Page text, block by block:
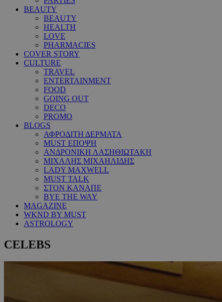
BEAUTY
BEAUTY
HEALTH
LOVE
PHARMACIES
COVER STORY
CULTURE
TRAVEL
ENTERTAINMENT
FOOD
GOING OUT
DECO
PROMO
BLOGS
ΑΦΡΟΔΙΤΗ ΔΕΡΜΑΤΑ
MUST ΕΠΟΨΗ
ΑΝΔΡΟΝΙΚΗ ΛΑΣΗΘΙΩΤΑΚΗ
ΜΙΧΑΛΗΣ ΜΙΧΑΗΛΙΔΗΣ
LADY MAXWELL
MUST TALK
ΣΤΟΝ ΚΑΝΑΠΕ
BYE THE WAY
MAGAZINE
WKND BY MUST
ASTROLOGY
CELEBS